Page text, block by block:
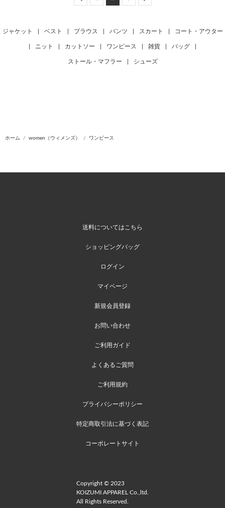
ジャケット ベスト ブラウス パンツ スカート コート・アウター
ニット カットソー ワンピース 雑貨 バッグ
ストール・マフラー シューズ
ホーム women（ウィメンズ） ワンピース
送料についてはこちら
ショッピングバッグ
ログイン
マイページ
新規会員登録
お問い合わせ
ご利用ガイド
よくあるご質問
ご利用規約
プライバシーポリシー
特定商取引法に基づく表記
コーポレートサイト
Copyright © 2023
KOIZUMI APPAREL Co.,ltd.
All Rights Reserved.